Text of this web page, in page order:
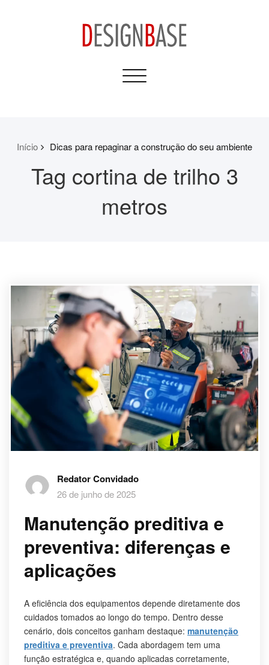
Toggle
Início Dicas para repaginar a construção do seu ambiente
Tag cortina de trilho 3
metros
Redator Convidado
26 de junho de 2025
Manutenção preditiva e
preventiva: diferenças e
aplicações
A eficiência dos equipamentos depende diretamente dos
cuidados tomados ao longo do tempo. Dentro desse
cenário, dois conceitos ganham destaque: manutenção
preditiva e preventiva. Cada abordagem tem uma
função estratégica e, quando aplicadas corretamente,